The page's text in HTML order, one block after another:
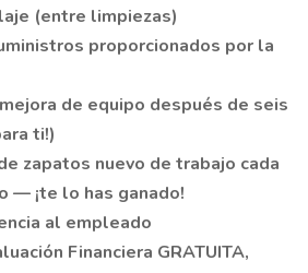
(entre limpiezas)
proporcionados por la
de equipo después de seis
ti!)
zapatos nuevo de trabajo cada
— ¡te lo has ganado!
al empleado
Financiera GRATUITA,